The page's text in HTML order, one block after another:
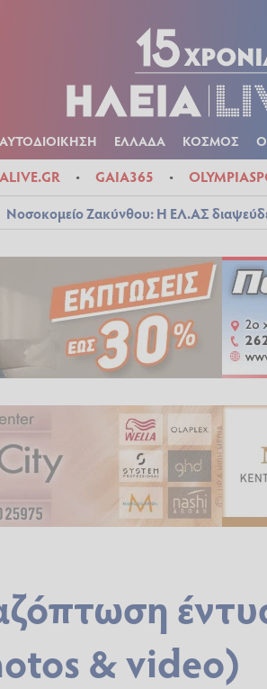
ΑΥΤΟΔΙΟΙΚΗΣΗ ΕΛΛΑΔΑ ΚΟΣΜΟΣ
GAIA365
Νοσοκομείο Ζακύνθου: Η ΕΛ.ΑΣ
& video)